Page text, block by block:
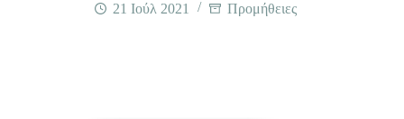
21 Ιούλ 2021 Προμήθειες